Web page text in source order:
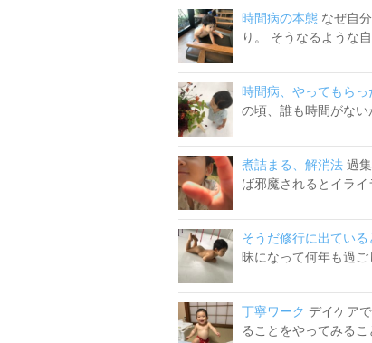
時間病の本態 なぜ自
り。 そうなるような
時間病、やってもらっ
の頃、誰も時間がな
煮詰まる、解消法 過
ば邪魔されるとイラ
そうだ修行に出ている
昧になって何年も過
丁寧ワーク デイケア
ることをやってみる